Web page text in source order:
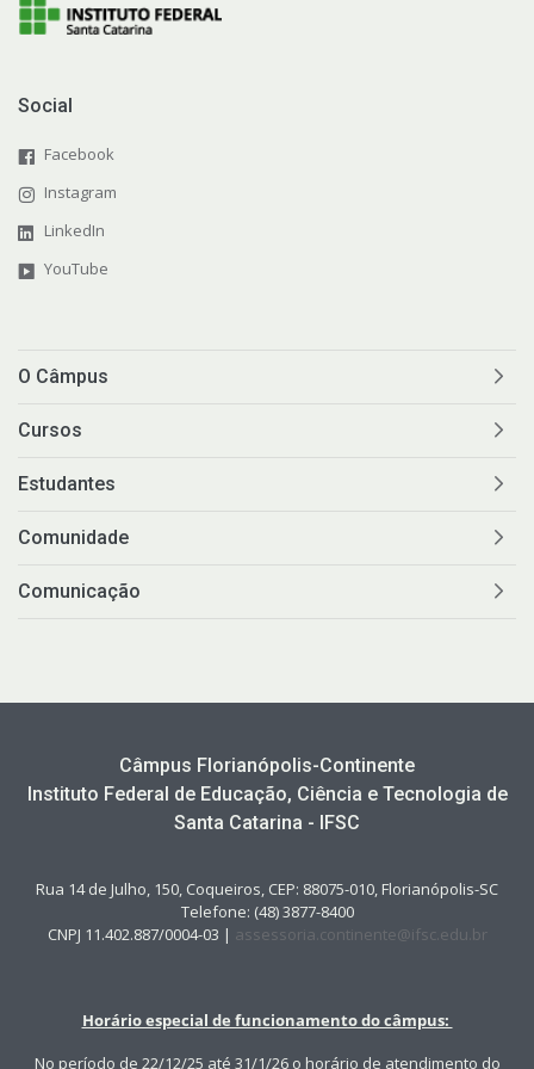
Social
Facebook
Instagram
LinkedIn
YouTube
O Câmpus
Cursos
Estudantes
Comunidade
Comunicação
Câmpus Florianópolis-Continente
Instituto Federal de Educação, Ciência e Tecnologia de
Santa Catarina - IFSC
Rua 14 de Julho, 150, Coqueiros, CEP: 88075-010, Florianópolis-SC
Telefone: (48) 3877-8400
CNPJ 11.402.887/0004-03 | assessoria.continente@ifsc.edu.br
Horário especial de funcionamento do câmpus:
No período de 22/12/25 até 31/1/26 o horário de atendimento do